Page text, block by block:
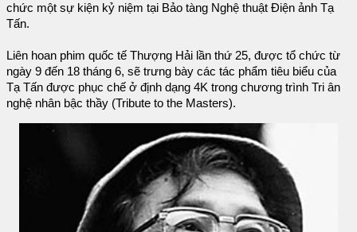
chức một sự kiện kỷ niệm tại Bảo tàng Nghệ thuật Điện ảnh Tạ
Tấn.
Liên hoan phim quốc tế Thượng Hải lần thứ 25, được tổ chức từ
ngày 9 đến 18 tháng 6, sẽ trưng bày các tác phẩm tiêu biểu của
Tạ Tấn được phục chế ở định dạng 4K trong chương trình Tri ân
nghệ nhân bậc thầy (Tribute to the Masters).